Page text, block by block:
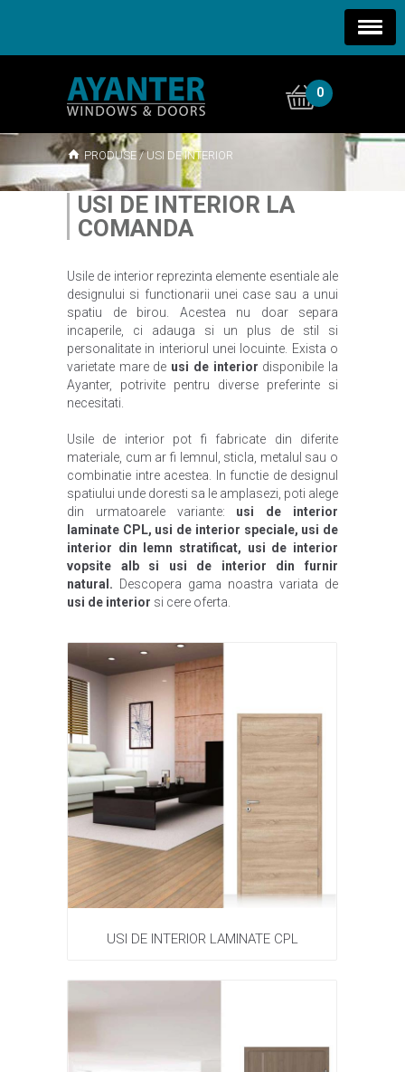
0
PRODUSE /USI DE INTERIOR
USI DE INTERIOR LA
COMANDA
Usile de interior reprezinta elemente esentiale ale
designului si functionarii unei case sau a unui
spatiu de birou. Acestea nu doar separa
incaperile, ci adauga si un plus de stil si
personalitate in interiorul unei locuinte. Exista o
varietate mare de usi de interior disponibile la
Ayanter, potrivite pentru diverse preferinte si
necesitati.
Usile de interior pot fi fabricate din diferite
materiale, cum ar fi lemnul, sticla, metalul sau o
combinatie intre acestea. In functie de designul
spatiului unde doresti sa le amplasezi, poti alege
din urmatoarele variante: usi de interior
laminate CPL, usi de interior speciale, usi de
interior din lemn stratificat, usi de interior
vopsite alb si usi de interior din furnir
natural. Descopera gama noastra variata de
usi de interior si cere oferta.
USI DE INTERIOR LAMINATE CPL